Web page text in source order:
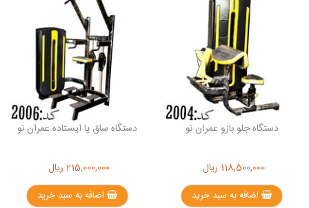
دستگاه جلو بازو عمران نو
118,500,000 ریال
اضافه به سبد خرید
دستگاه ساق پا ایستاده عمران نو
215,000,000 ریال
اضافه به سبد خرید